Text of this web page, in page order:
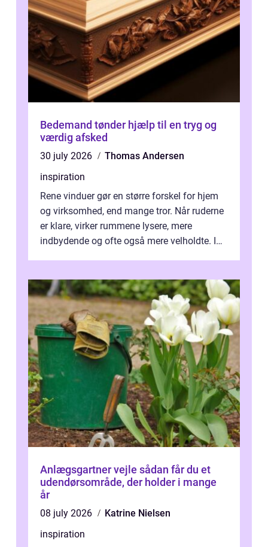
Bedemand tønder hjælp til en tryg og
værdig afsked
30 july 2026
Thomas Andersen
inspiration
Rene vinduer gør en større forskel for hjem
og virksomhed, end mange tror. Når ruderne
er klare, virker rummene lysere, mere
indbydende og ofte også mere velholdte. I
Anlægsgartner vejle sådan får du et
udendørsområde, der holder i mange
år
08 july 2026
Katrine Nielsen
inspiration